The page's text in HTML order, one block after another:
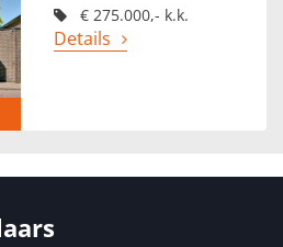
€ 275.000,- k.k.
Details